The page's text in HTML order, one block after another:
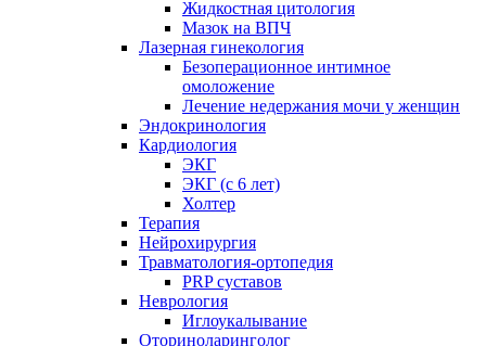
Жидкостная цитология
Мазок на ВПЧ
Лазерная гинекология
Безоперационное интимное
омоложение
Лечение недержания мочи у женщин
Эндокринология
Кардиология
ЭКГ
ЭКГ (с 6 лет)
Холтер
Терапия
Нейрохирургия
Травматология-ортопедия
PRP суставов
Неврология
Иглоукалывание
Оториноларинголог